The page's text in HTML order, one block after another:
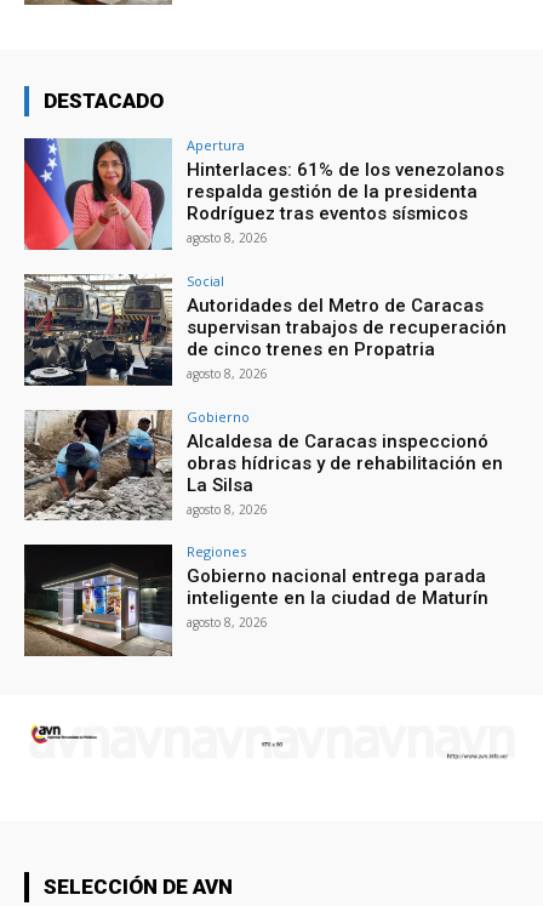
DESTACADO
Apertura
Hinterlaces: 61% de los venezolanos
respalda gestión de la presidenta
Rodríguez tras eventos sísmicos
agosto 8, 2026
Social
Autoridades del Metro de Caracas
supervisan trabajos de recuperación
de cinco trenes en Propatria
agosto 8, 2026
Gobierno
Alcaldesa de Caracas inspeccionó
obras hídricas y de rehabilitación en
La Silsa
agosto 8, 2026
Regiones
Gobierno nacional entrega parada
inteligente en la ciudad de Maturín
agosto 8, 2026
SELECCIÓN DE AVN